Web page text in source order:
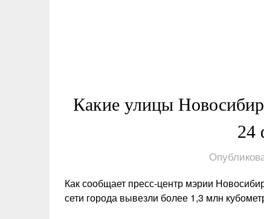
Какие улицы
24
Как сообщает пресс-центр мэрии
сети города вывезли более 1,3 млн